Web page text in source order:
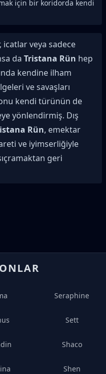
için bir koridorda kendi
veya sadece
da Tristana Rün hep
kendine ilham
ve savaşları
kendi türünün de
yönlendirmiş. Dış
Rün, emektar
ve iyimserliğiyle
geri
Seraphine
Sett
Shaco
Shen